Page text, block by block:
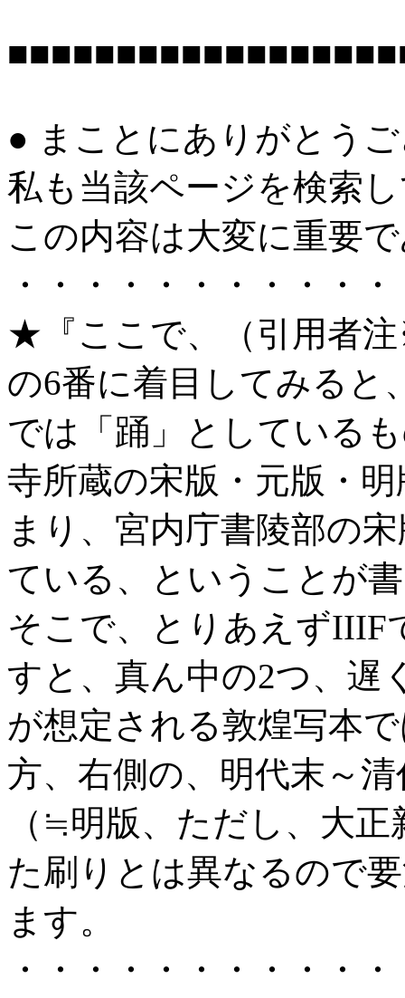
● まことにありがとう
私も当該ページを検索
この内容は大変に重要
・・・・・・・・・・
★『ここで、（引用者
の6番に着目してみると
では「踊」としている
寺所蔵の宋版・元版・
まり、宮内庁書陵部の
ている、ということが
そこで、とりあえずIIIF
すと、真ん中の2つ、遅
が想定される敦煌写本
方、右側の、明代末～
（≒明版、ただし、大
た刷りとは異なるので
ます。
・・・・・・・・・・